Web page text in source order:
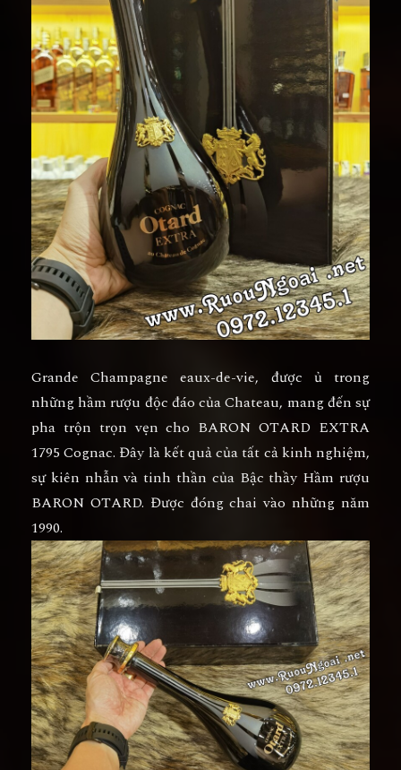
Grande Champagne eaux-de-vie, được ủ trong
những hầm rượu độc đáo của Chateau, mang đến sự
pha trộn trọn vẹn cho BARON OTARD EXTRA
1795 Cognac. Đây là kết quả của tất cả kinh nghiệm,
sự kiên nhẫn và tinh thần của Bậc thầy Hầm rượu
BARON OTARD. Được đóng chai vào những năm
1990.